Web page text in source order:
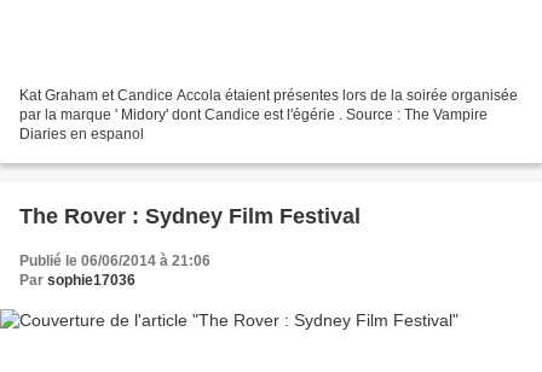
Kat Graham et Candice Accola étaient présentes lors de la soirée organisée
par la marque ' Midory' dont Candice est l'égérie . Source : The Vampire
Diaries en espanol
The Rover : Sydney Film Festival
Publié le 06/06/2014 à 21:06
Par sophie17036